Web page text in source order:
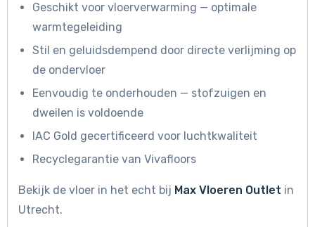
Geschikt voor vloerverwarming — optimale
warmtegeleiding
Stil en geluidsdempend door directe verlijming op
de ondervloer
Eenvoudig te onderhouden — stofzuigen en
dweilen is voldoende
IAC Gold gecertificeerd voor luchtkwaliteit
Recyclegarantie van Vivafloors
Bekijk de vloer in het echt bij Max Vloeren Outlet in
Utrecht.